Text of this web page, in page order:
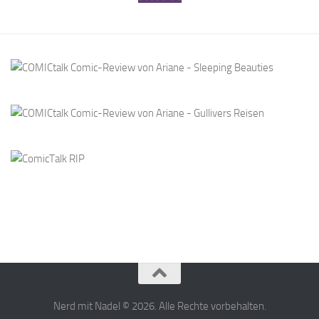
Nerd mit Nadel © 2026. Alle Rechte vorbehalten.